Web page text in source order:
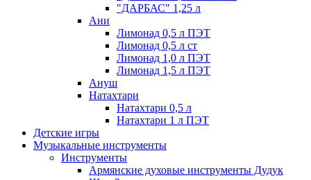
"ДАРБАС" 1,25 л
Ани
Лимонад 0,5 л ПЭТ
Лимонад 0,5 л ст
Лимонад 1,0 л ПЭТ
Лимонад 1,5 л ПЭТ
Ануш
Натахтари
Натахтари 0,5 л
Натахтари 1 л ПЭТ
Детские игры
Музыкальные инструменты
Инструменты
Армянские духовые инструменты Дудук